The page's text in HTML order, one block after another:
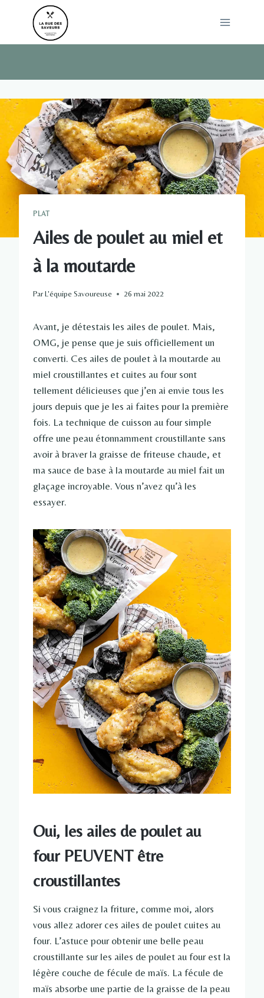
PLAT
Ailes de poulet au miel et
à la moutarde
ParL'équipe Savoureuse 26 mai 2022
Avant, je détestais les ailes de poulet. Mais,
OMG, je pense que je suis officiellement un
converti. Ces ailes de poulet à la moutarde au
miel croustillantes et cuites au four sont
tellement délicieuses que j’en ai envie tous les
jours depuis que je les ai faites pour la première
fois. La technique de cuisson au four simple
offre une peau étonnamment croustillante sans
avoir à braver la graisse de friteuse chaude, et
ma sauce de base à la moutarde au miel fait un
glaçage incroyable. Vous n’avez qu’à les
essayer.
Oui, les ailes de poulet au
four PEUVENT être
croustillantes
Si vous craignez la friture, comme moi, alors
vous allez adorer ces ailes de poulet cuites au
four. L’astuce pour obtenir une belle peau
croustillante sur les ailes de poulet au four est la
légère couche de fécule de maïs. La fécule de
maïs absorbe une partie de la graisse de la peau